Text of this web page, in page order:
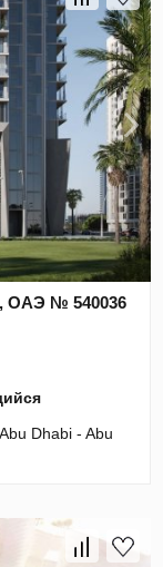
ОАЭ № 540036
Dhabi - Abu